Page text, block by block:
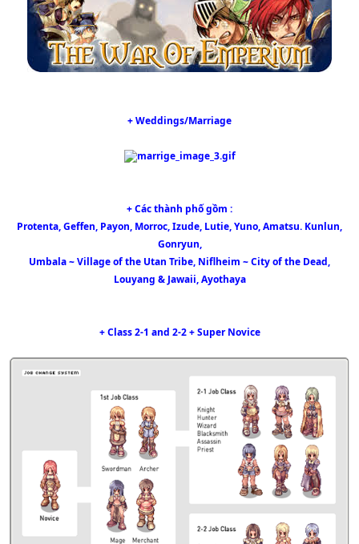
+ Weddings/Marriage
+ Các thành phố gồm :
Protenta, Geffen, Payon, Morroc, Izude, Lutie, Yuno, Amatsu. Kunlun,
Gonryun,
Umbala ~ Village of the Utan Tribe, Niflheim ~ City of the Dead,
Louyang & Jawaii, Ayothaya
+ Class 2-1 and 2-2 + Super Novice